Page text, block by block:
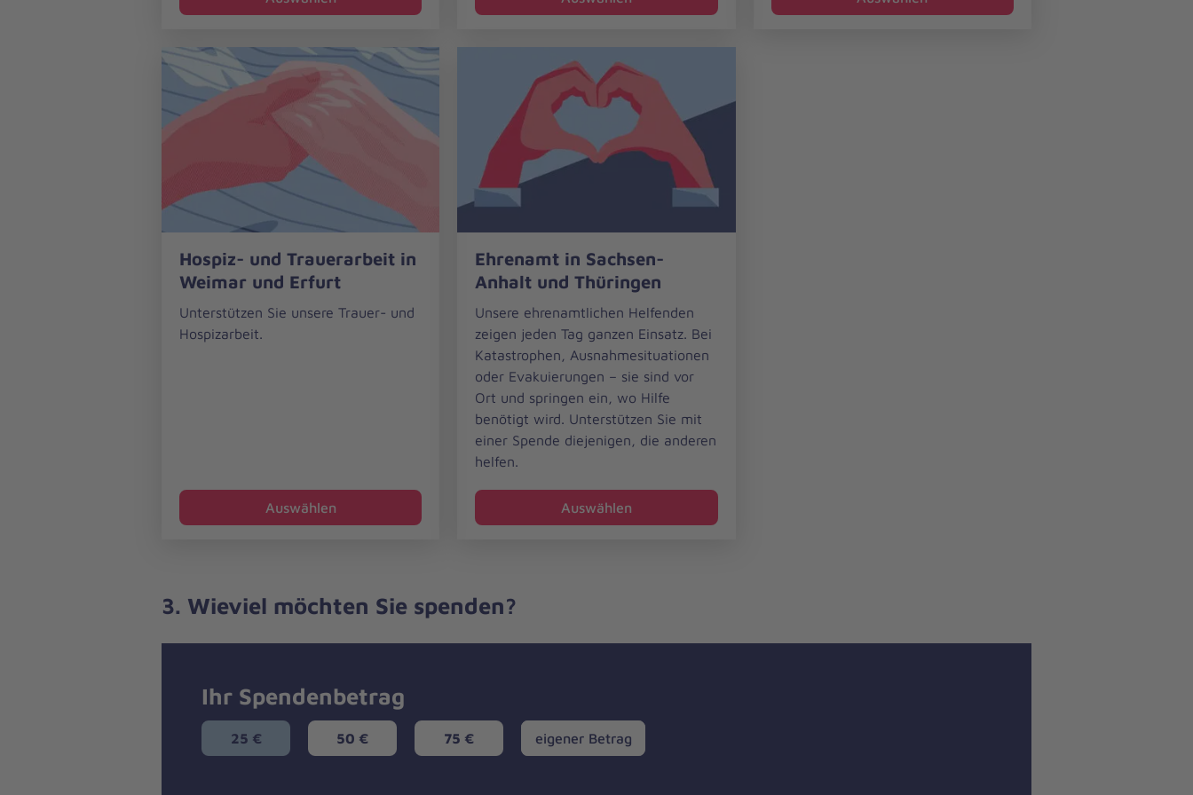
Hospiz- und Trauerarbeit in
Weimar und Erfurt
Unterstützen Sie unsere Trauer- und
Hospizarbeit.
Auswählen
und
Trauerarbeit
in
Weimar
Ehrenamt in Sachsen-
Anhalt und Thüringen
Unsere ehrenamtlichen Helfenden
zeigen jeden Tag ganzen Einsatz. Bei
Katastrophen, Ausnahmesituationen
oder Evakuierungen – sie sind vor
Ort und springen ein, wo Hilfe
benötigt wird. Unterstützen Sie mit
einer Spende diejenigen, die anderen
helfen.
Auswählen
in
Sachsen-
Anhalt
und
Thüringen
3. Wieviel möchten Sie spenden?
Ihr Spendenbetrag
25 € 50 € 75 €
eigener
Betrag
eigener Betrag